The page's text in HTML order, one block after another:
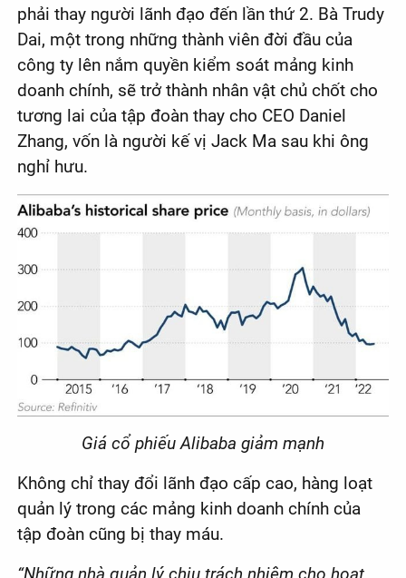
phải thay người lãnh đạo đến lần thứ 2. Bà Trudy
Dai, một trong những thành viên đời đầu của
công ty lên nắm quyền kiểm soát mảng kinh
doanh chính, sẽ trở thành nhân vật chủ chốt cho
tương lai của tập đoàn thay cho CEO Daniel
Zhang, vốn là người kế vị Jack Ma sau khi ông
nghỉ hưu.
Giá cổ phiếu Alibaba giảm mạnh
Không chỉ thay đổi lãnh đạo cấp cao, hàng loạt
quản lý trong các mảng kinh doanh chính của
tập đoàn cũng bị thay máu.